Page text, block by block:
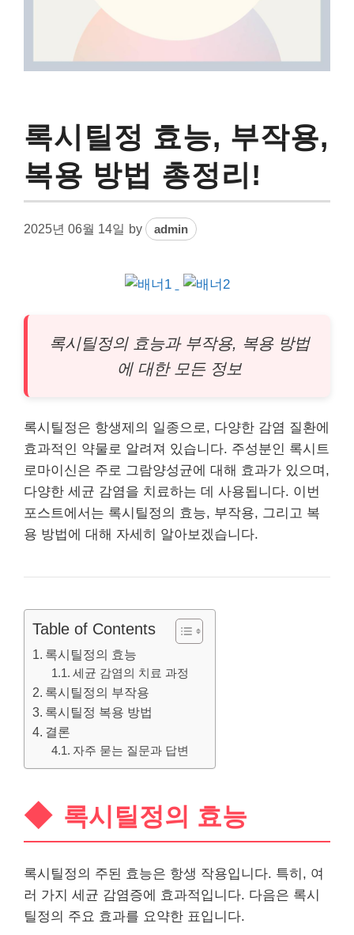
록시틸정 효능, 부작용,
복용 방법 총정리!
2025년 06월 14일 by admin
록시틸정의 효능과 부작용, 복용 방법
에 대한 모든 정보
록시틸정은 항생제의 일종으로, 다양한 감염 질환에
효과적인 약물로 알려져 있습니다. 주성분인 록시트
로마이신은 주로 그람양성균에 대해 효과가 있으며,
다양한 세균 감염을 치료하는 데 사용됩니다. 이번
포스트에서는 록시틸정의 효능, 부작용, 그리고 복
용 방법에 대해 자세히 알아보겠습니다.
Table of Contents
록시틸정의 효능
세균 감염의 치료 과정
록시틸정의 부작용
록시틸정 복용 방법
결론
자주 묻는 질문과 답변
록시틸정의 효능
록시틸정의 주된 효능은 항생 작용입니다. 특히, 여
러 가지 세균 감염증에 효과적입니다. 다음은 록시
틸정의 주요 효과를 요약한 표입니다.